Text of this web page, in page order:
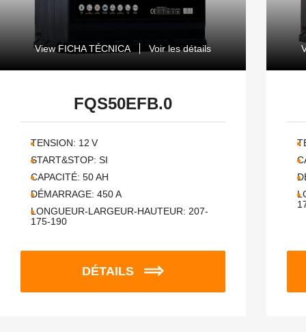
View FICHA TÉCNICA Voir les détails
FQS50EFB.0
TENSION: 12 V
START&STOP: SI
CAPACITÉ: 50AH
DÉMARRAGE: 450A
LONGUEUR-LARGEUR-HAUTEUR: 207-
175-190
DÉTAILS